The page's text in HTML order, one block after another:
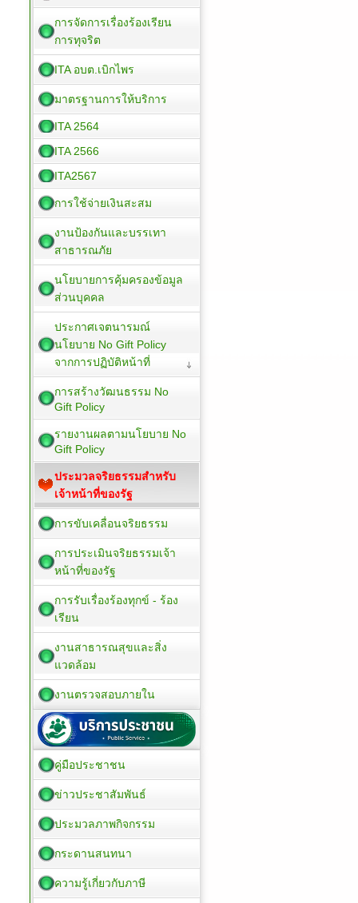
การจัดการเรื่องร้องเรียน
การทุจริต
ITA อบต.เบิกไพร
มาตรฐานการให้บริการ
ITA 2564
ITA 2566
ITA2567
การใช้จ่ายเงินสะสม
งานป้องกันและบรรเทา
สาธารณภัย
นโยบายการคุ้มครองข้อมูล
ส่วนบุคคล
ประกาศเจตนารมณ์
นโยบาย No Gift Policy
จากการปฏิบัติหน้าที่
การสร้างวัฒนธรรม No
Gift Policy
รายงานผลตามนโยบาย No
Gift Policy
ประมวลจริยธรรมสำหรับ
เจ้าหน้าที่ของรัฐ
การขับเคลื่อนจริยธรรม
การประเมินจริยธรรมเจ้า
หน้าที่ของรัฐ
การรับเรื่องร้องทุกข์ - ร้อง
เรียน
งานสาธารณสุขและสิ่ง
แวดล้อม
งานตรวจสอบภายใน
คู่มือประชาชน
ข่าวประชาสัมพันธ์
ประมวลภาพกิจกรรม
กระดานสนทนา
ความรู้เกี่ยวกับภาษี